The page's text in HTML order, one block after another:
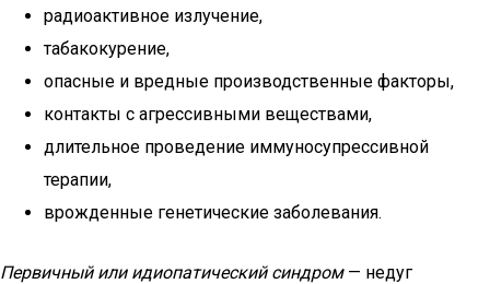
радиоактивное излучение,
табакокурение,
опасные и вредные производственные факторы,
контакты с агрессивными веществами,
длительное проведение иммуносупрессивной
терапии,
врожденные генетические заболевания.
Первичный или идиопатический синдром— недуг